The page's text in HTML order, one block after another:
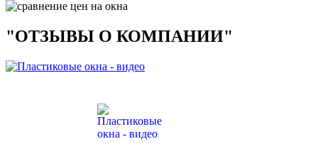
"ОТЗЫВЫ О КОМПАНИИ"